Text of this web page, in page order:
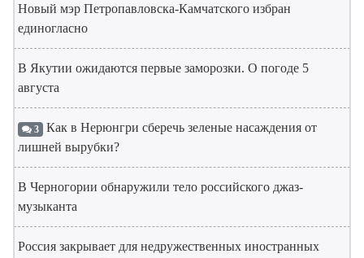
Новый мэр Петропавловска-Камчатского избран
единогласно
В Якутии ожидаются первые заморозки. О погоде 5
августа
3 Как в Нерюнгри сберечь зеленые насаждения от
лишней вырубки?
В Черногории обнаружили тело российского джаз-
музыканта
Россия закрывает для недружественных иностранных